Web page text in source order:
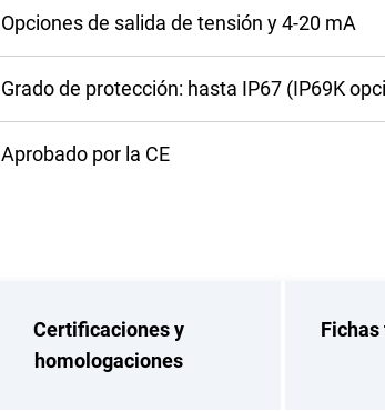
Opciones de salida de tensión y 4-20 mA
Grado de protección: hasta IP67 (IP69K
Aprobado por la CE
Certificaciones y
homologaciones